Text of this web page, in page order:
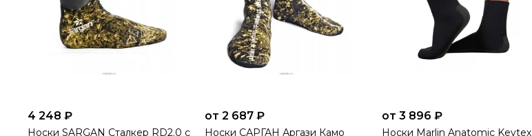
4 248 ₽
Носки SARGAN Сталкер RD2.0 с
от 2 687 ₽
Носки САРГАН Аргази Камо
от 3 896 ₽
Носки Marlin Anatomic Kevtex